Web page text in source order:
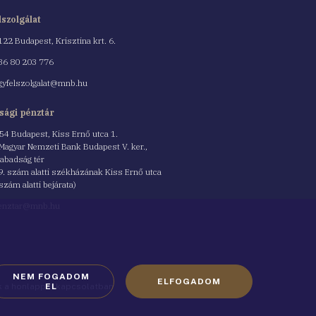
Budapest, Krisztina krt. 6.
80 203 776
pénztár
Budapest, Kiss Ernő utca 1.
Nemzeti Bank Budapest V. ker.,
tér
szám alatti székházának Kiss Ernő utca
alatti bejárata)
a honlappal kapcsolatban
NEM FOGADOM
EL
ELFOGADOM